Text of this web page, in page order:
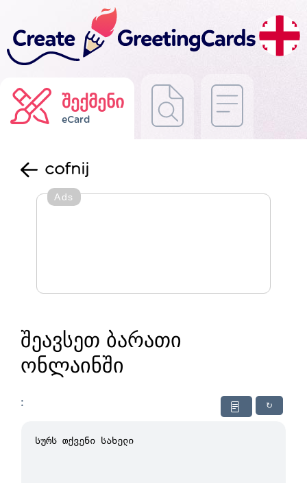
შექმენი
eCard
cofnij
Ads
შეავსეთ ბარათი
ონლაინში
↻
: